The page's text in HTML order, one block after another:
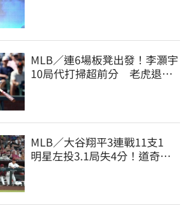
MLB／連6場板凳出發！李灝宇
10局代打掃超前分 老虎退巨
MLB／大谷翔平3連戰11支1
明星左投3.1局失4分！道奇輸